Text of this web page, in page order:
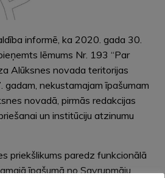
informē, ka 2020. gada 30.
lēmums Nr. 193 “Par
Alūksnes novada teritorijas
nekustamajam īpašumam
novadā, pirmās redakcijas
un institūciju atzinumu
priekšlikums paredz funkcionālā
īpašumā no Savrupmāju